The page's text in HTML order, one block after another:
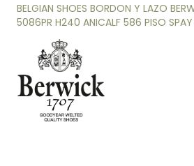
BELGIAN SHOES BORDON Y LAZO
5086PR H240 ANICALF 586 PISO